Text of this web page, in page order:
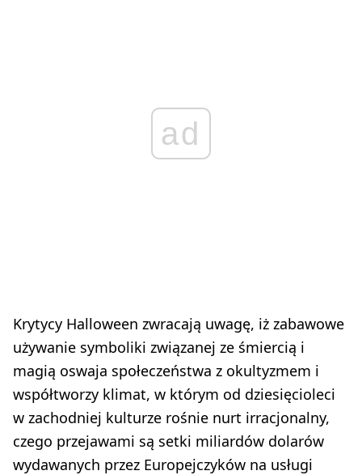
ad
Krytycy Halloween zwracają uwagę, iż zabawowe
używanie symboliki związanej ze śmiercią i
magią oswaja społeczeństwa z okultyzmem i
współtworzy klimat, w którym od dziesięcioleci
w zachodniej kulturze rośnie nurt irracjonalny,
czego przejawami są setki miliardów dolarów
wydawanych przez Europejczyków na usługi